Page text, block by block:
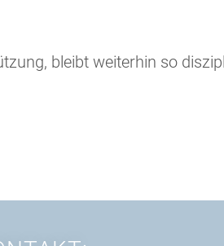
bleibt weiterhin so